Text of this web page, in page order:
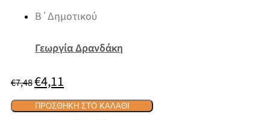
Β΄Δημοτικού
Γεωργία Δρανδάκη
€7,48Original
price
was:
€7,48.
€4,11τρέχουσα
τιμή
είναι:
ΠΡΟΣΘΉΚΗ ΣΤΟ ΚΑΛΆΘΙ